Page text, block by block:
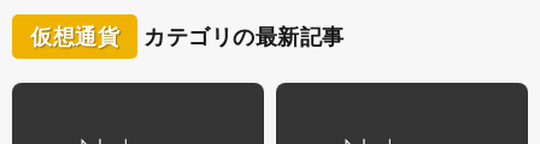
仮想通貨 カテゴリの最新記事